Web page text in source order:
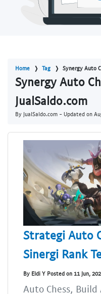
Home Tag Synergy Auto
Synergy Auto
JualSaldo.com
By JualSaldo.com - Updated on
Strategi Auto
Sinergi Rank
By Eldi Y Posted on 11 Jun,
Auto Chess,